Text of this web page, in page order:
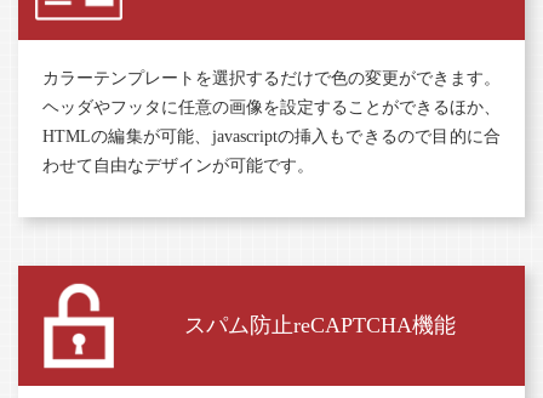
カラーテンプレートを選択するだけで色の変更ができます。
ヘッダやフッタに任意の画像を設定することができるほか、
HTMLの編集が可能、javascriptの挿入もできるので目的に合
わせて自由なデザインが可能です。
スパム防止reCAPTCHA機能